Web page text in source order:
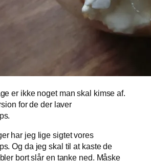
er ikke noget man skal kimse af.
for de der laver
har jeg lige sigtet vores
Og da jeg skal til at kaste de
bort slår en tanke ned. Måske